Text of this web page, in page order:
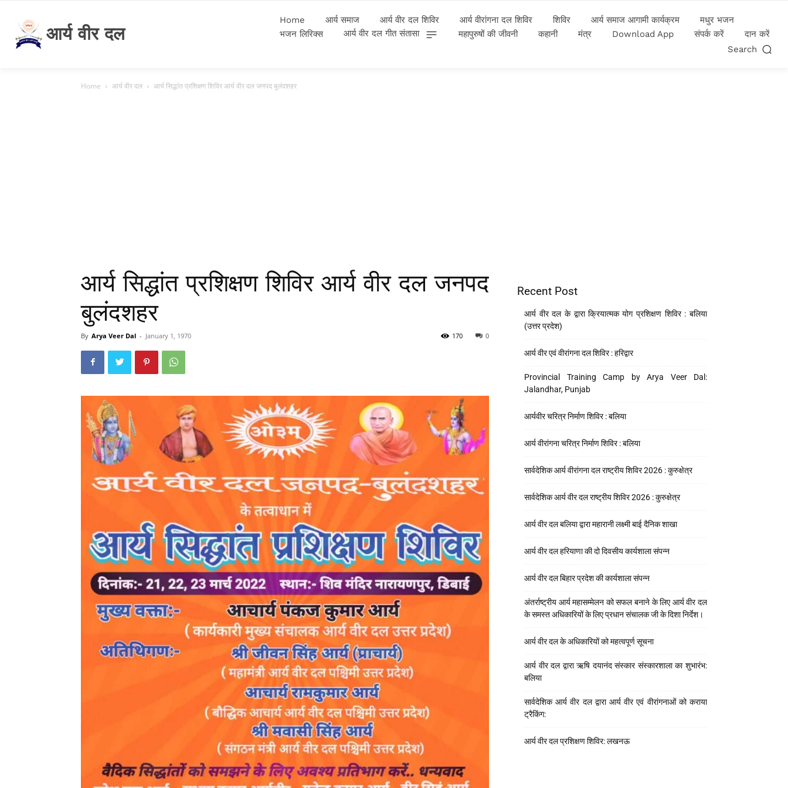
आर्य वीर दल
Home आर्य समाज आर्य वीर दल शिविर आर्य वीरांगना दल शिविर शिविर आर्य समाज आगामी कार्यक्रम
मधुर भजन
भजन लिरिक्स
आर्य वीर दल गीत संतासा महापुरुषों की जीवनी कहानी मंत्र Download App संपर्क करें
दान करें
Search
Home आर्य वीर दल आर्य सिद्धांत प्रशिक्षण शिविर आर्य वीर दल जनपद बुलंदशहर
आर्य सिद्धांत प्रशिक्षण शिविर आर्य वीर दल जनपद
बुलंदशहर
By Arya Veer Dal - January 1, 1970 0
170
Recent Post
आर्य वीर दल के द्वारा क्रियात्मक योग प्रशिक्षण शिविर : बलिया
(उत्तर प्रदेश)
आर्य वीर एवं वीरांगना दल शिविर : हरिद्वार
Provincial Training Camp by Arya Veer Dal:
Jalandhar, Punjab
आर्यवीर चरित्र निर्माण शिविर : बलिया
आर्य वीरांगना चरित्र निर्माण शिविर : बलिया
सार्वदेशिक आर्य वीरांगना दल राष्ट्रीय शिविर 2026 : कुरुक्षेत्र
सार्वदेशिक आर्य वीर दल राष्ट्रीय शिविर 2026 : कुरुक्षेत्र
आर्य वीर दल बलिया द्वारा महारानी लक्ष्मी बाई दैनिक शाखा
आर्य वीर दल हरियाणा की दो दिवसीय कार्यशाला संपन्न
आर्य वीर दल बिहार प्रदेश की कार्यशाला संपन्न
अंतर्राष्ट्रीय आर्य महासम्मेलन को सफल बनाने के लिए आर्य वीर दल
के समस्त अधिकारियों के लिए प्रधान संचालक जी के दिशा निर्देश।
आर्य वीर दल के अधिकारियों को महत्वपूर्ण सूचना
आर्य वीर दल द्वारा ऋषि दयानंद संस्कार संस्कारशाला का शुभारंभ:
बलिया
सार्वदेशिक आर्य वीर दल द्वारा आर्य वीर एवं वीरांगनाओं को कराया
ट्रैकिंग:
आर्य वीर दल प्रशिक्षण शिविर: लखनऊ